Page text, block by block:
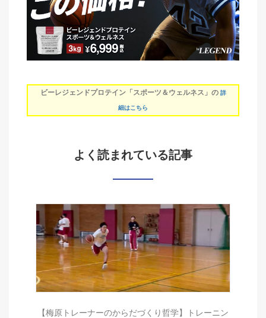
ビーレジェンドプロテイン「スポーツ＆ウェルネス」の 詳
細はこちら
よく読まれている記事
【梅原トレーナーのからだづくり哲学】トレーニン